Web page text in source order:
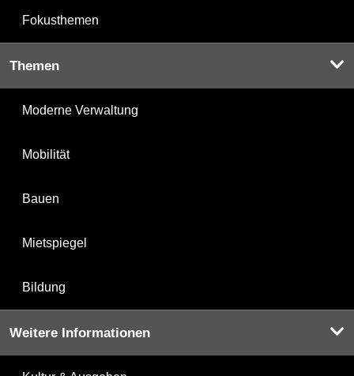
Fokusthemen
Themen
Moderne Verwaltung
Mobilität
Bauen
Mietspiegel
Bildung
Weitere Informationen